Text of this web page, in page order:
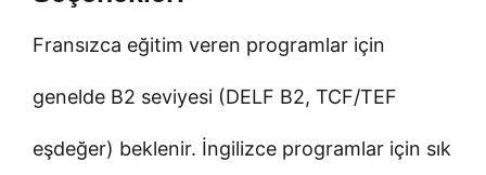
Fransızca eğitim veren programlar için
genelde B2 seviyesi (DELF B2, TCF/TEF
eşdeğer) beklenir. İngilizce programlar için sık